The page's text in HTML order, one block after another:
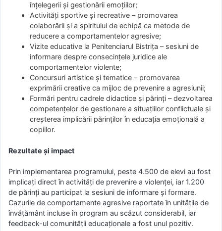
înțelegerii și gestionării emoțiilor;
Activități sportive și recreative – promovarea
colaborării și a spiritului de echipă ca metode de
reducere a comportamentelor agresive;
Vizite educative la Penitenciarul Bistrița – sesiuni de
informare despre consecințele juridice ale
comportamentelor violente;
Concursuri artistice și tematice – promovarea
exprimării creative ca mijloc de prevenire a agresiunii;
Formări pentru cadrele didactice și părinți – dezvoltarea
competențelor de gestionare a situațiilor conflictuale și
creșterea implicării părinților în educația emoțională a
copiilor.
Rezultate și impact
Prin implementarea programului, peste 4.500 de elevi au fost
implicați direct în activități de prevenire a violenței, iar 1.200
de părinți au participat la sesiuni de informare și formare.
Cazurile de comportamente agresive raportate în unitățile de
învățământ incluse în program au scăzut considerabil, iar
feedback-ul comunității educaționale a fost unul pozitiv.